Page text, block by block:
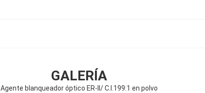
GALERÍA
Agente blanqueador óptico ER-II/ C.I.199:1 en polvo